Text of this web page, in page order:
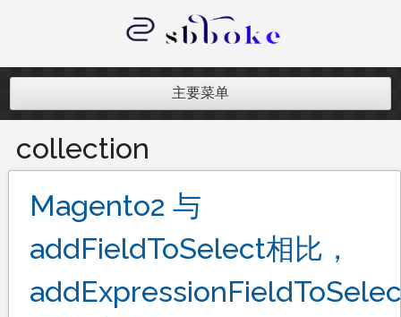
内
记录跨境电商独立站开发遇到的点点
主要菜单
collection
Magento2 与
addFieldToSelect相比，